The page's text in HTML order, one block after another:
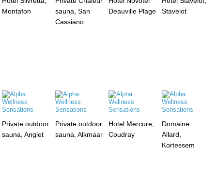
Montafon
sauna, San
Cassiano
Deauville Plage
Stavelot
Private outdoor
sauna, Anglet
Private outdoor
sauna, Alkmaar
Hotel Mercure,
Coudray
Domaine
Allard,
Kortessem